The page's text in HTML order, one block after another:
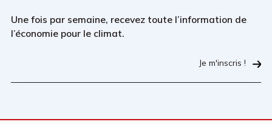
Une fois par semaine, recevez toute l’information de
l’économie pour le climat.
Je m'inscris !